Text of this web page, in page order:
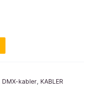
DMX-kabler, KABLER